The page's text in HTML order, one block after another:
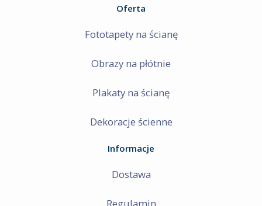
Oferta
Fototapety na ścianę
Obrazy na płótnie
Plakaty na ścianę
Dekoracje ścienne
Informacje
Dostawa